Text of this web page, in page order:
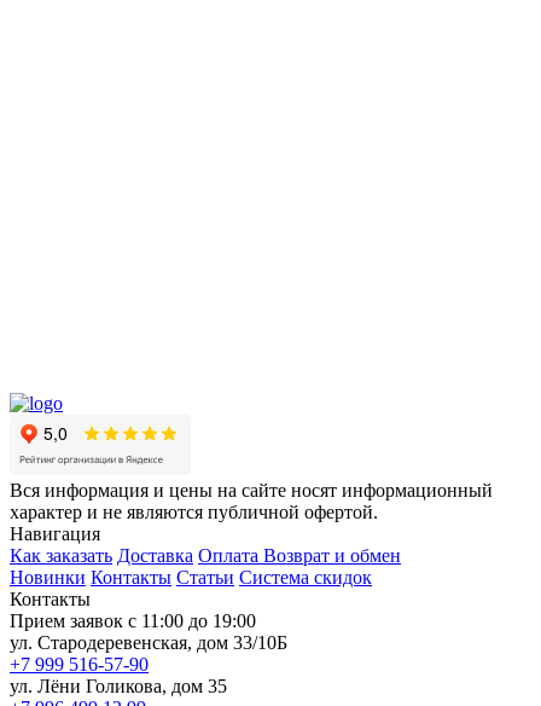
Вся информация и цены на сайте носят информационный
характер и не являются публичной офертой.
Навигация
Как заказать Доставка Оплата Возврат и обмен
Новинки Контакты Статьи Система скидок
Контакты
Прием заявок с 11:00 до 19:00
ул. Стародеревенская, дом 33/10Б
+7 999 516-57-90
ул. Лёни Голикова, дом 35